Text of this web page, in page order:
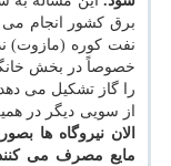
برق کشور انجام می
نفت کوره (مازوت)
خصوصاً در بخش
را گاز تشکیل می
از سویی دیگر در
مایع مصرف می